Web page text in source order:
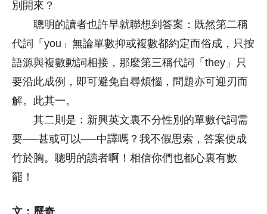
別開來？
聰明的讀者也許早就聯想到答案：既然第二稱
代詞「you」無論單數抑或複數都約定而俗成，只按
語源與複數動詞相接，那麼第三稱代詞「they」只
要沿此成例，即可避免自尋煩惱，問題亦可迎刃而
解。此其一。
其二則是：新興英文裏不分性別的單數代詞需
要──甚或可以──中譯嗎？我不假思索，答案便成
竹於胸。聰明的讀者啊！相信你們也都心裏有數
罷！
文： 歷奇